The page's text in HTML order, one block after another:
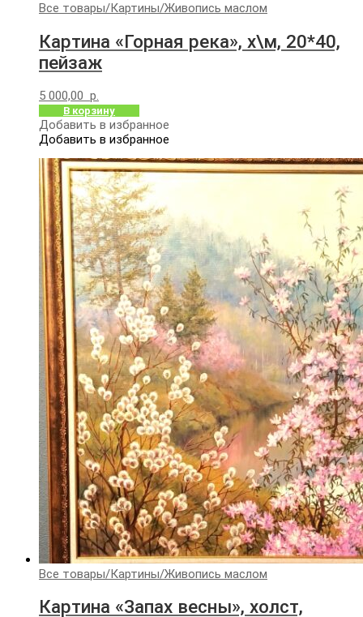
Все товары/Картины/Живопись маслом
Картина «Горная река», х\м, 20*40,
пейзаж
5 000,00 р.
В корзину
Добавить в избранное
Добавить в избранное
Все товары/Картины/Живопись маслом
Картина «Запах весны», холст,